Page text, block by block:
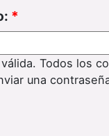
*
Todos los
una